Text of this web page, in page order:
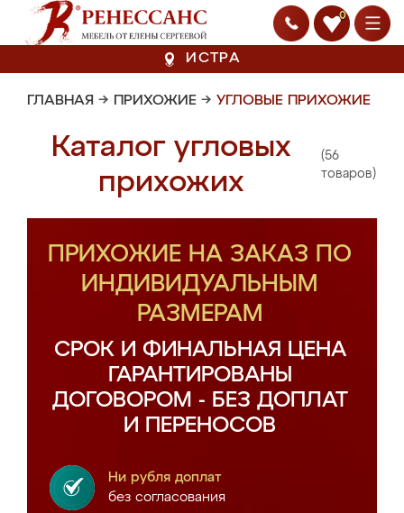
0
ИСТРА
ГЛАВНАЯ → ПРИХОЖИЕ → УГЛОВЫЕ ПРИХОЖИЕ
Каталог угловых
прихожих
(56
товаров)
ПРИХОЖИЕ НА ЗАКАЗ ПО
ИНДИВИДУАЛЬНЫМ
РАЗМЕРАМ
СРОК И ФИНАЛЬНАЯ ЦЕНА
ГАРАНТИРОВАНЫ
ДОГОВОРОМ - БЕЗ ДОПЛАТ
И ПЕРЕНОСОВ
Ни рубля доплат
без согласования